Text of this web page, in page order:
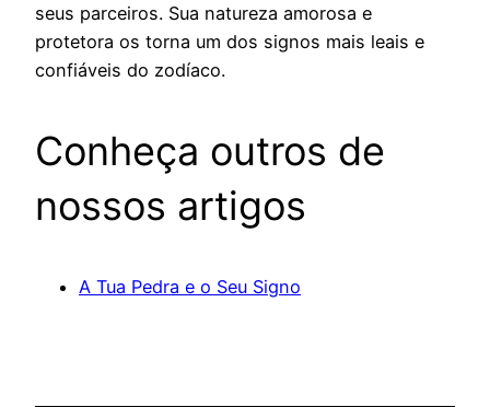
seus parceiros. Sua natureza amorosa e
protetora os torna um dos signos mais leais e
confiáveis do zodíaco.
Conheça outros de
nossos artigos
A Tua Pedra e o Seu Signo